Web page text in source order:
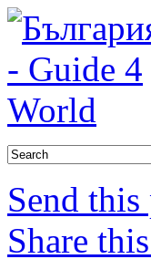
Send
Share